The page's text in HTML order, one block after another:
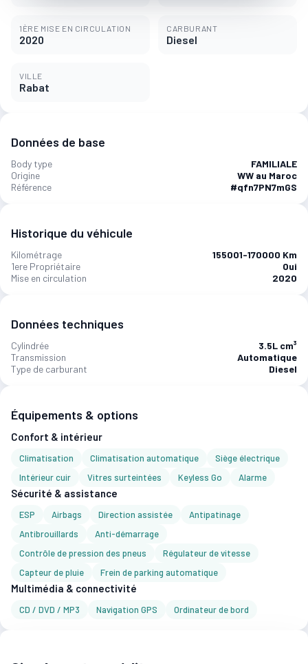
1ÈRE MISE EN CIRCULATION
2020
CARBURANT
Diesel
VILLE
Rabat
Données de base
Body type
FAMILIALE
Origine
WW au Maroc
Référence
#qfn7PN7mGS
Historique du véhicule
Kilométrage
155001-170000 Km
1ere Propriétaire
Oui
Mise en circulation
2020
Données techniques
Cylindrée
3.5L cm³
Transmission
Automatique
Type de carburant
Diesel
Équipements & options
Confort & intérieur
Climatisation Climatisation automatique
Siège électrique
Intérieur cuir
Vitres surteintées Keyless Go Alarme
Sécurité & assistance
ESP Airbags Direction assistée
Antipatinage
Antibrouillards
Anti-démarrage
Contrôle de pression des pneus
Régulateur de vitesse
Capteur de pluie
Frein de parking automatique
Multimédia & connectivité
CD / DVD / MP3 Navigation GPS Ordinateur de bord